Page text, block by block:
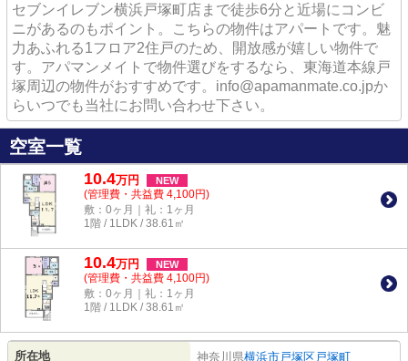
セブンイレブン横浜戸塚町店まで徒歩6分と近場にコンビ
ニがあるのもポイント。こちらの物件はアパートです。魅
力あふれる1フロア2住戸のため、開放感が嬉しい物件で
す。アパマンメイトで物件選びをするなら、東海道本線戸
塚周辺の物件がおすすめです。info@apamanmate.co.jpか
らいつでも当社にお問い合わせ下さい。
空室一覧
10.4万円 NEW
(管理費・共益費 4,100円)
敷：0ヶ月｜礼：1ヶ月
1階 / 1LDK / 38.61㎡
10.4万円 NEW
(管理費・共益費 4,100円)
敷：0ヶ月｜礼：1ヶ月
1階 / 1LDK / 38.61㎡
所在地 神奈川県横浜市戸塚区戸塚町